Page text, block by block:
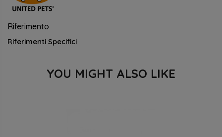
Riferimento
Riferimenti Specifici
YOU MIGHT ALSO LIKE